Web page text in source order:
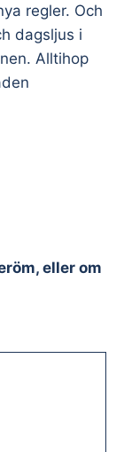
regler. Och
dagsljus i
Alltihop
eller om